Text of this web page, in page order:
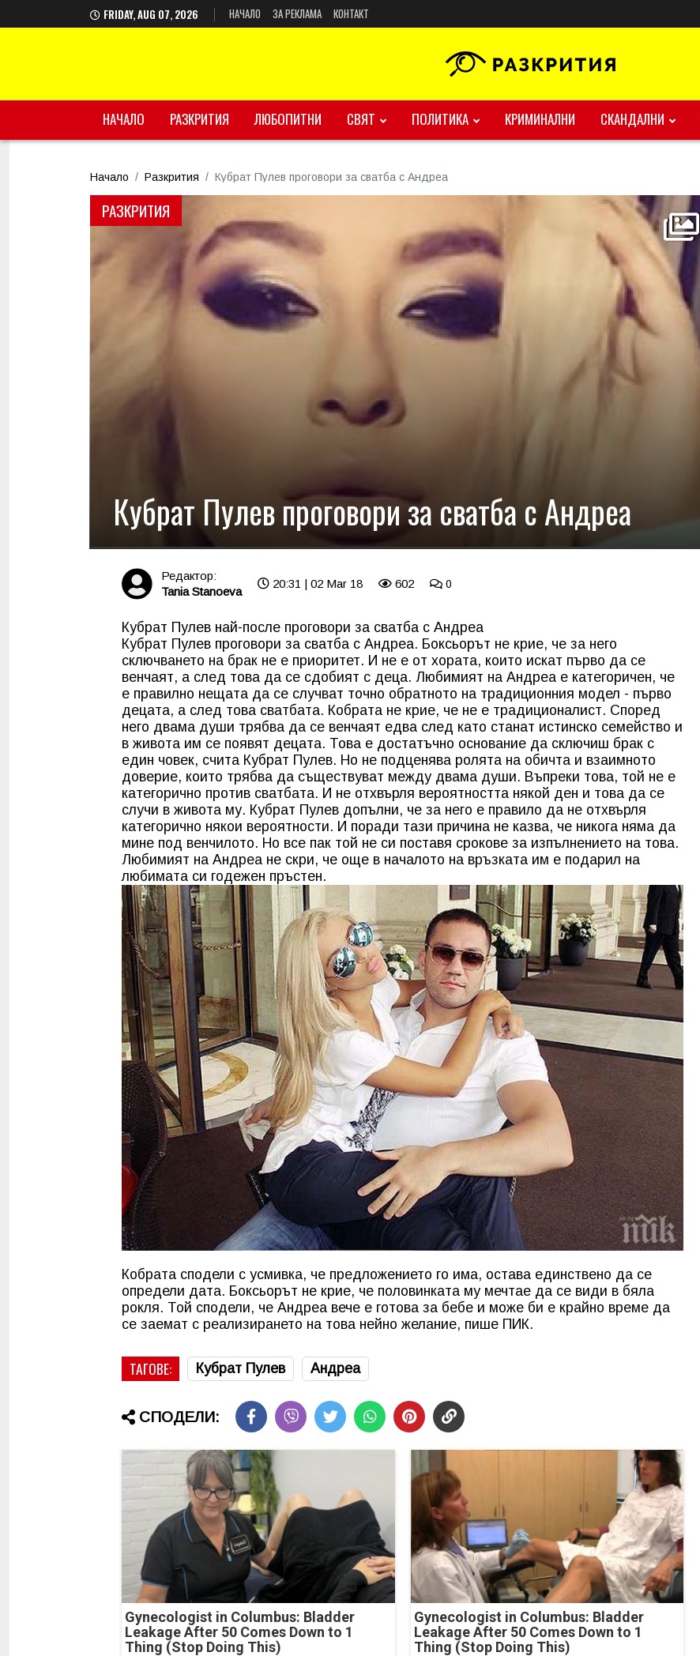
FRIDAY, AUG 07, 2026 НАЧАЛО ЗА РЕКЛАМА КОНТАКТ
НАЧАЛО РАЗКРИТИЯ ЛЮБОПИТНИ СВЯТ ПОЛИТИКА КРИМИНАЛНИ СКАНДАЛНИ
Начало Разкрития Кубрат Пулев проговори за сватба с Андреа
РАЗКРИТИЯ
Кубрат Пулев проговори за сватба с Андреа
Редактор:
Tania Stanoeva
20:31 | 02 Mar 18 602 0
Кубрат Пулев най-после проговори за сватба с Андреа
Кубрат Пулев проговори за сватба с Андреа. Боксьорът не крие, че за него
сключването на брак не е приоритет. И не е от хората, които искат първо да се
венчаят, а след това да се сдобият с деца. Любимият на Андреа е категоричен, че
е правилно нещата да се случват точно обратното на традиционния модел - първо
децата, а след това сватбата. Кобрата не крие, че не е традиционалист. Според
него двама души трябва да се венчаят едва след като станат истинско семейство и
в живота им се появят децата. Това е достатъчно основание да сключиш брак с
един човек, счита Кубрат Пулев. Но не подценява ролята на обичта и взаимното
доверие, които трябва да съществуват между двама души. Въпреки това, той не е
категорично против сватбата. И не отхвърля вероятността някой ден и това да се
случи в живота му. Кубрат Пулев допълни, че за него е правило да не отхвърля
категорично някои вероятности. И поради тази причина не казва, че никога няма да
мине под венчилото. Но все пак той не си поставя срокове за изпълнението на това.
Любимият на Андреа не скри, че още в началото на връзката им е подарил на
любимата си годежен пръстен.
Кобрата сподели с усмивка, че предложението го има, остава единствено да се
определи дата. Боксьорът не крие, че половинката му мечтае да се види в бяла
рокля. Той сподели, че Андреа вече е готова за бебе и може би е крайно време да
се заемат с реализирането на това нейно желание, пише ПИК.
ТАГОВЕ: Кубрат Пулев Андреа
СПОДЕЛИ:
Gynecologist in Columbus: Bladder
Leakage After 50 Comes Down to 1
Thing (Stop Doing This)
Gynecologist in Columbus: Bladder
Leakage After 50 Comes Down to 1
Thing (Stop Doing This)